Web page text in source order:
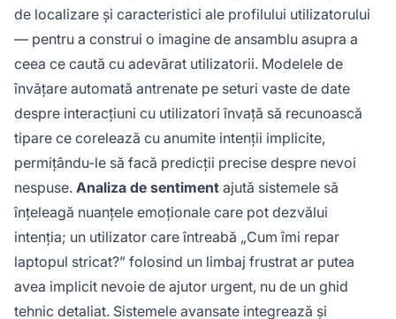
de localizare și caracteristici ale profilului utilizatorului
— pentru a construi o imagine de ansamblu asupra a
ceea ce caută cu adevărat utilizatorii. Modelele de
învățare automată antrenate pe seturi vaste de date
despre interacțiuni cu utilizatori învață să recunoască
tipare ce corelează cu anumite intenții implicite,
permițându-le să facă predicții precise despre nevoi
nespuse. Analiza de sentiment ajută sistemele să
înțeleagă nuanțele emoționale care pot dezvălui
intenția; un utilizator care întreabă „Cum îmi repar
laptopul stricat?” folosind un limbaj frustrat ar putea
avea implicit nevoie de ajutor urgent, nu de un ghid
tehnic detaliat. Sistemele avansate integrează și